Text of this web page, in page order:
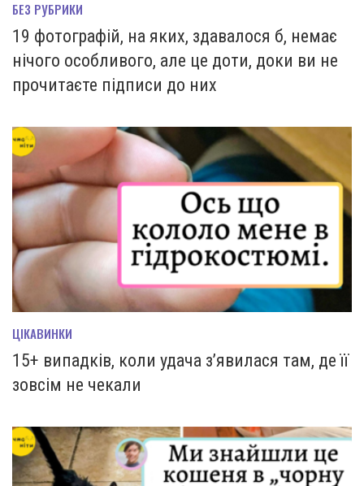
БЕЗ РУБРИКИ
19 фотографій, на яких, здавалося б, немає
нічого особливого, але це доти, доки ви не
прочитаєте підписи до них
ЦІКАВИНКИ
15+ випадків, коли удача з’явилася там, де її
зовсім не чекали